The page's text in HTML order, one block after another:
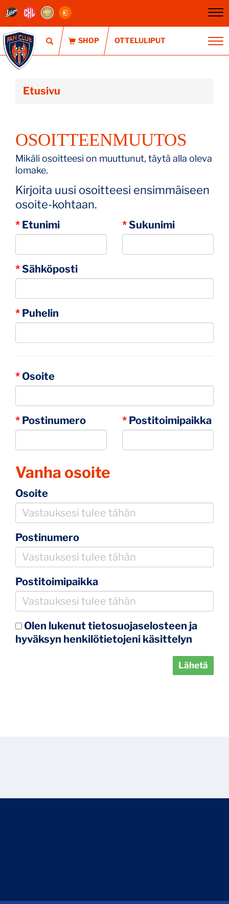
OTTELULIPUT
Etusivu
OSOITTEENMUUTOS
Mikäli osoitteesi on muuttunut, täytä alla oleva
lomake.
Kirjoita uusi osoitteesi ensimmäiseen
osoite-kohtaan.
* Etunimi *Sukunimi
*Sähköposti
* Puhelin
* Osoite
* Postinumero * Postitoimipaikka
Vanha osoite
Osoite
Postinumero
Postitoimipaikka
Olen lukenut tietosuojaselosteen ja
hyväksyn henkilötietojeni käsittelyn
Lähetä